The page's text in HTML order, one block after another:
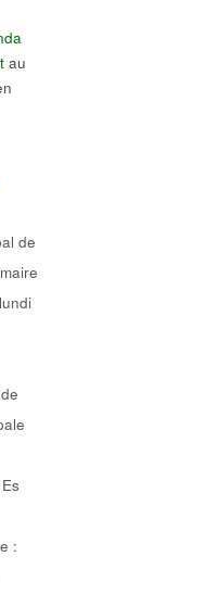
au
de
: